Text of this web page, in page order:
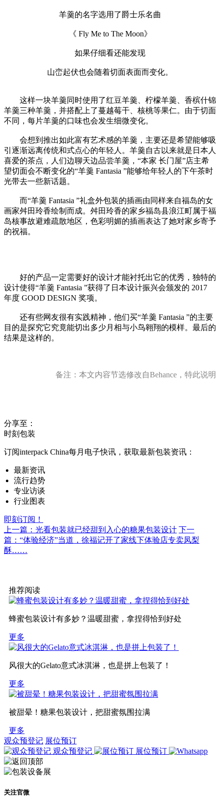
羊羹的名字选用了爵士乐名曲
《 Fly Me to The Moon》
如果仔细看还能发现
山峦起伏也会随着切面表面而变化。
这样一块羊羹同时使用了红豆羊羹、柠檬羊羹、香槟什锦
羊羹三种羊羹，并搭配上了蔓越莓干、核桃等果仁。由于切面
不同，每片羊羹的口味也会发生细微变化。
会想到推出如此富有艺术感的羊羹，主要还是希望能够吸
引逐渐远离传统和式点心的年轻人。羊羹自古以来就是日本人
喜爱的茶点，人们边聊天边品尝羊羹，“本家 长门屋”店主希
望切面会不断变化的“羊羹 Fantasia ”能够给年轻人的下午茶时
光带去一些新话题。
而“羊羹 Fantasia ”礼盒外包装的插画由同样来自福岛的女
画家舛田玲香绘制而成。舛田玲香的家乡福岛县浪江町属于福
岛核事故避难疏散地区，色彩明媚的插画表达了她对家乡寄予
的祝福。
好的产品一定需要好的设计才能衬托出它的优秀，独特的
设计使得“羊羹 Fantasia ”获得了日本设计振兴会颁发的 2017
年度 GOOD DESIGN 奖项。
还有些网友很有实践精神，他们买“羊羹 Fantasia ”的主要
目的是探究它究竟能切出多少月相与小鸟翱翔的模样。最后的
结果是这样的。
备注：本文内容节选修改自Behance，特此说明
分享至：
时刻包装
订阅interpack China每月电子快讯，获取最新包装资讯：
最新资讯
流行趋势
专业访谈
行业图表
即刻订阅！
上一篇：光看包装就已经甜到入心的糖果包装设计 下一
篇：“体验经济”当道，徐福记开了家线下体验店专卖凤梨
酥……
推荐阅读
蜂蜜包装设计有多妙？温暖甜蜜，拿捏得恰到好处
更多
风很大的Gelato意式冰淇淋，也是拼上包装了！
更多
被甜晕！糖果包装设计，把甜蜜氛围拉满
更多
观众预登记 展位预订
观众预登记
展位预订
关注官微